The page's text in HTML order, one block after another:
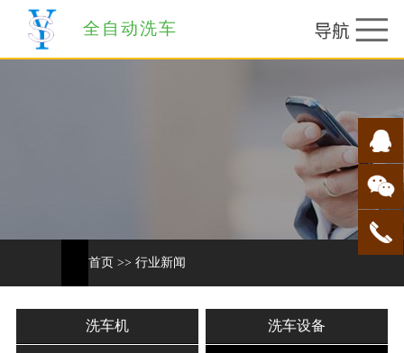
全自动洗车
首页 >> 行业新闻
洗车机 洗车设备